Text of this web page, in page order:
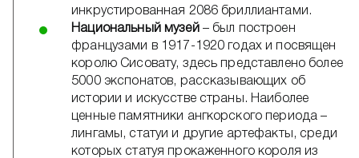
инкрустированная 2086 бриллиантами.
Национальный музей – был построен
французами в 1917-1920 годах и посвящен
королю Сисовату, здесь представлено более
5000 экспонатов, рассказывающих об
истории и искусстве страны. Наиболее
ценные памятники ангкорского периода –
лингамы, статуи и другие артефакты, среди
которых статуя прокаженного короля из